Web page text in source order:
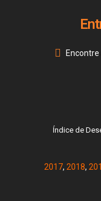
Índice de
2017, 2018,